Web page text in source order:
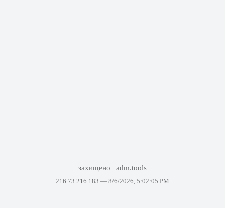
захищено adm.tools
216.73.216.183 — 8/6/2026, 5:02:05 PM